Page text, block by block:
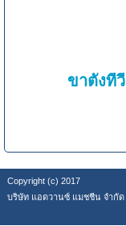
ขาตั้งทีวี
Copyright (c) 2017
บริษัท แอดวานซ์ แมชชีน จำกัด